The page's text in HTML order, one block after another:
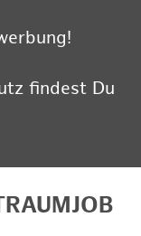
findest Du